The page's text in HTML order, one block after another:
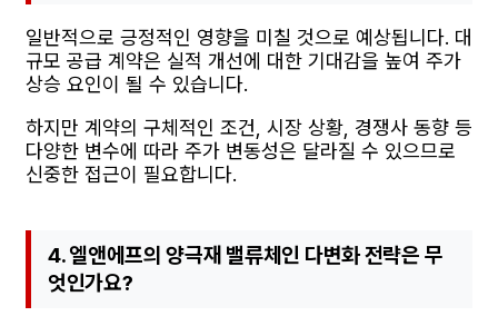
일반적으로 긍정적인 영향을 미칠 것으로 예상됩니다. 대
규모 공급 계약은 실적 개선에 대한 기대감을 높여 주가
상승 요인이 될 수 있습니다.
하지만 계약의 구체적인 조건, 시장 상황, 경쟁사 동향 등
다양한 변수에 따라 주가 변동성은 달라질 수 있으므로
신중한 접근이 필요합니다.
4. 엘앤에프의 양극재 밸류체인 다변화 전략은 무
엇인가요?